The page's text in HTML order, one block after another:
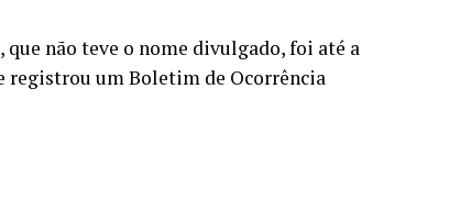
não teve o nome divulgado, foi até a
registrou um Boletim de Ocorrência